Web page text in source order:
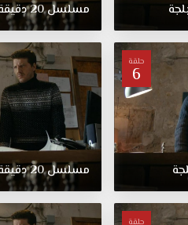
مسلسل20
حلقة
6
مسلسل20
حلقة